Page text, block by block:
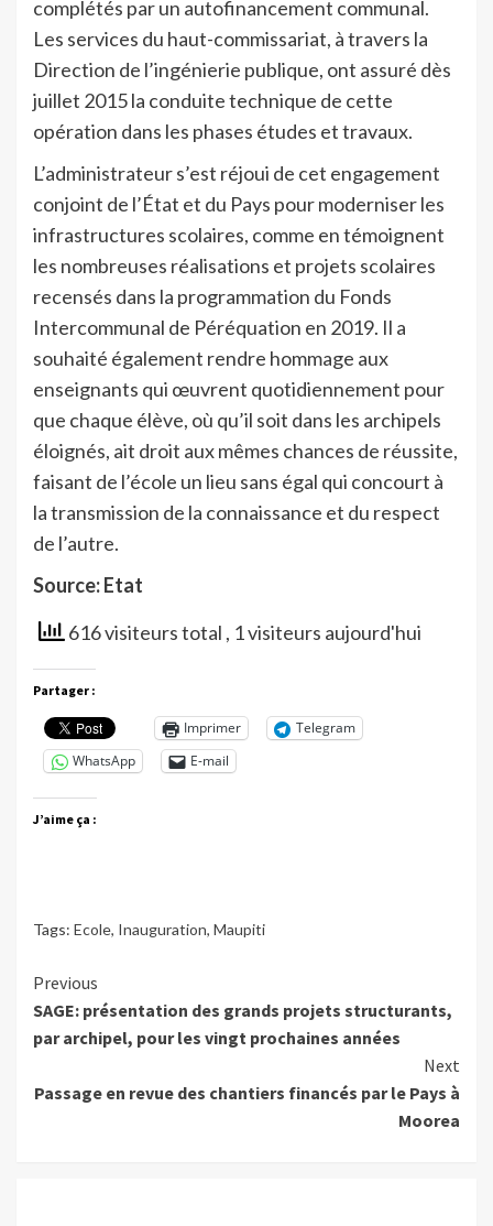
complétés par un autofinancement communal.
Les services du haut-commissariat, à travers la
Direction de l’ingénierie publique, ont assuré dès
juillet 2015 la conduite technique de cette
opération dans les phases études et travaux.
L’administrateur s’est réjoui de cet engagement
conjoint de l’État et du Pays pour moderniser les
infrastructures scolaires, comme en témoignent
les nombreuses réalisations et projets scolaires
recensés dans la programmation du Fonds
Intercommunal de Péréquation en 2019. Il a
souhaité également rendre hommage aux
enseignants qui œuvrent quotidiennement pour
que chaque élève, où qu’il soit dans les archipels
éloignés, ait droit aux mêmes chances de réussite,
faisant de l’école un lieu sans égal qui concourt à
la transmission de la connaissance et du respect
de l’autre.
Source: Etat
616 visiteurs total , 1 visiteurs aujourd'hui
Partager :
Imprimer
Telegram
WhatsApp
E-mail
J’aime ça :
Tags: Ecole, Inauguration, Maupiti
Continue
Reading
Previous
SAGE: présentation des grands projets structurants,
par archipel, pour les vingt prochaines années
Next
Passage en revue des chantiers financés par le Pays à
Moorea